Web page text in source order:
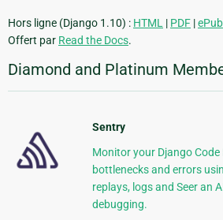
Hors ligne (Django 1.10) : HTML | PDF |ePub
Offert par Read the Docs.
Diamond and Platinum
Sentry
Monitor your Django
bottlenecks and errors
replays, logs and Seer an
debugging.